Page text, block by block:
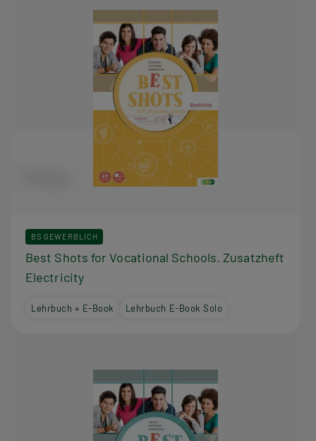
BS GEWERBLICH
Best Shots for Vocational Schools. Zusatzheft
Electricity
Lehrbuch + E-Book Lehrbuch E-Book Solo